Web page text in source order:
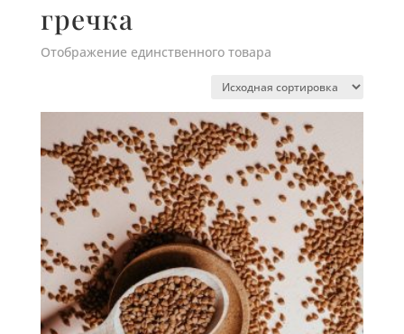
гречка
Отображение единственного товара